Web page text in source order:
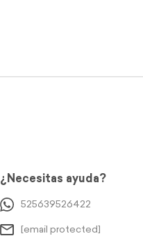
¿Necesitas ayuda?
525639526422
[email protected]